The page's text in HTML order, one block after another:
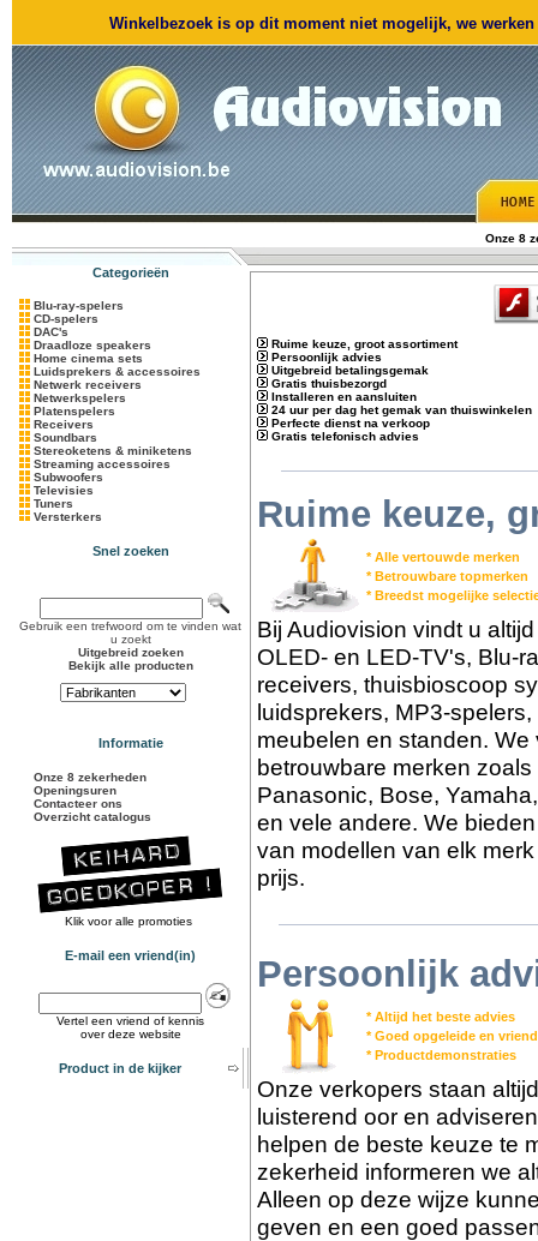
Winkelbezoek is op dit moment niet mogelijk, we
Onze 8
Categorieën
Blu-ray-spelers
CD-spelers
DAC's
Draadloze speakers
Home cinema sets
Luidsprekers & accessoires
Netwerk receivers
Netwerkspelers
Platenspelers
Receivers
Soundbars
Stereoketens & miniketens
Streaming accessoires
Subwoofers
Televisies
Tuners
Versterkers
Snel zoeken
Gebruik een trefwoord om te vinden wat
u zoekt
Uitgebreid zoeken
Bekijk alle producten
Informatie
Onze 8 zekerheden
Openingsuren
Contacteer ons
Overzicht catalogus
Klik voor alle promoties
E-mail een vriend(in)
Vertel een vriend of kennis
over deze website
Product in de kijker
Ruime keuze, groot assortiment
Persoonlijk advies
Uitgebreid betalingsgemak
Gratis thuisbezorgd
Installeren en aansluiten
24 uur per dag het gemak van thuiswinkelen
Perfecte dienst na verkoop
Gratis telefonisch advies
Ruime keuze,
* Alle vertouwde merken
* Betrouwbare topmerken
* Breedst mogelijke
Bij Audiovision vindt u
OLED- en LED-TV's, Blu-
receivers, thuisbioscoop
luidsprekers, MP3-
meubelen en standen.
betrouwbare merken
Panasonic, Bose,
en vele andere. We
van modellen van elk
prijs.
Persoonlijk
* Altijd het beste advies
* Goed opgeleide en
* Productdemonstraties
Onze verkopers staan
luisterend oor en
helpen de beste keuze te
zekerheid informeren we
Alleen op deze wijze
geven en een goed